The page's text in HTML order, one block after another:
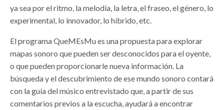
ya sea por el ritmo, la melodía, la letra, el fraseo, el género, lo
experimental, lo innovador, lo híbrido, etc.
El programa QueMEsMu es una propuesta para explorar
mapas sonoro que pueden ser desconocidos para el oyente,
o que pueden proporcionarle nueva información. La
búsqueda y el descubrimiento de ese mundo sonoro contará
con la guía del músico entrevistado que, a partir de sus
comentarios previos a la escucha, ayudará a encontrar